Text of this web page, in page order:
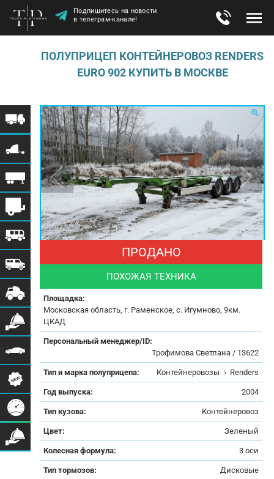
Подпишитесь на новости
в телеграм-канале!
ПОЛУПРИЦЕП КОНТЕЙНЕРОВОЗ RENDERS
EURO 902 КУПИТЬ В МОСКВЕ
ПРОДАНО
ПОХОЖАЯ ТЕХНИКА
Площадка:
Московская область, г. Раменское, с. Игумново, 9км.
ЦКАД
Персональный менеджер/ID:
Трофимова Светлана / 13622
Тип и марка полуприцепа: Контейнеровозы › Renders
Год выпуска: 2004
Тип кузова: Контейнеровоз
Цвет: Зеленый
Колесная формула: 3 оси
Тип тормозов: Дисковые